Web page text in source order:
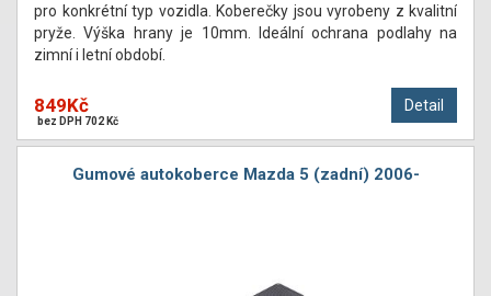
pro konkrétní typ vozidla. Koberečky jsou vyrobeny z kvalitní
pryže. Výška hrany je 10mm. Ideální ochrana podlahy na
zimní i letní období.
Detail
849Kč
bez DPH 702 Kč
Gumové autokoberce Mazda 5 (zadní) 2006-